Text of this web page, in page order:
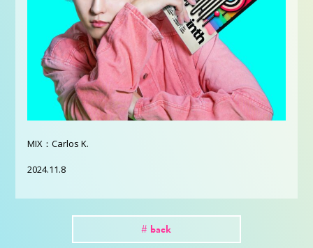
MIX：Carlos K.
2024.11.8
# back